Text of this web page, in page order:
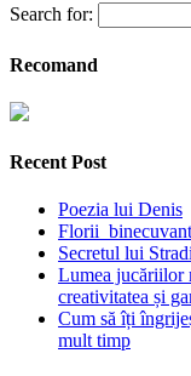
Search for:
Recomand
Recent Post
Poezia lui Denis
Florii
Secretul lui
Lumea jucăriilor
creativitatea și
Cum să îți
mult timp